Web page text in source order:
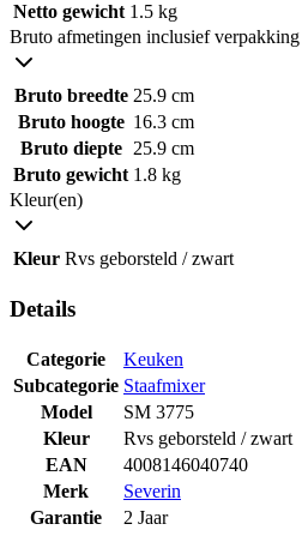
Netto gewicht 1.5 kg
Bruto afmetingen inclusief verpakking
Bruto breedte 25.9 cm
Bruto hoogte 16.3 cm
Bruto diepte
25.9 cm
Bruto gewicht 1.8 kg
Kleur(en)
Kleur Rvs geborsteld / zwart
Details
Categorie
Keuken
Subcategorie Staafmixer
Model
SM 3775
Kleur
Rvs geborsteld / zwart
EAN
4008146040740
Merk
Severin
Garantie
2 Jaar